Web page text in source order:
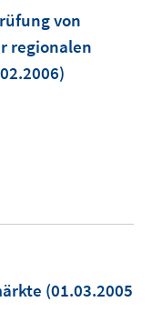
von
regionalen
(01.03.2005